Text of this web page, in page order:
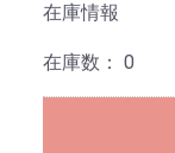
在庫情報
在庫数： 0